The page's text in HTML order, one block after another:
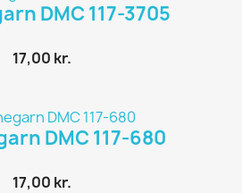
DMC 117-3705
17,00 kr.
DMC 117-680
17,00 kr.